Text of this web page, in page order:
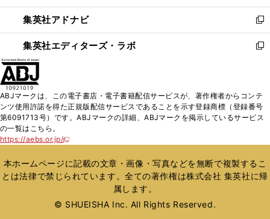
開
く
ウ
で
開
く
ン
ド
ウ
で
ウ
ィ
ン
ド
く
集英社アドナビ
新
し
い
ド
ウ
で
集英社エディターズ・ラボ
新
ィ
ン
ド
開
く
ABJマークは、この電子書店・電子書籍配信サービスが、著作権者からコンテ
ンツ使用許諾を得た正規版配信サービスであることを示す登録商標（登録番号
第6091713号）です。ABJマークの詳細、ABJマークを掲示しているサービス
の一覧はこちら。
https://aebs.or.jp/
新
い
ウ
ィ
ウ
本ホームページに記載の文章・画像・写真などを無断で複製するこ
とは法律で禁じられています。全ての著作権は株式会社 集英社に帰
属します。
© SHUEISHA Inc. All Rights Reserved.